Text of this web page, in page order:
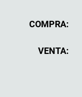
COMPRA:
VENTA: